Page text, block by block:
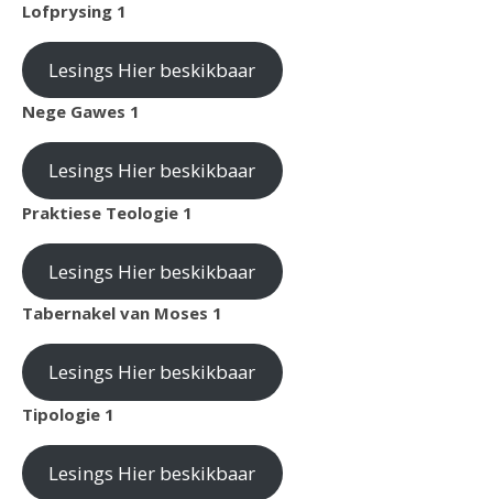
Lofprysing 1
Lesings Hier beskikbaar
Nege Gawes 1
Lesings Hier beskikbaar
Praktiese Teologie 1
Lesings Hier beskikbaar
Tabernakel van Moses 1
Lesings Hier beskikbaar
Tipologie 1
Lesings Hier beskikbaar